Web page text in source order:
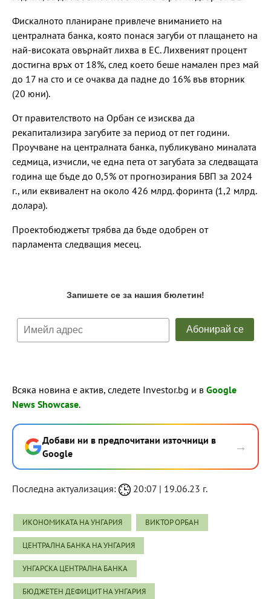
Фискалното планиране привлече вниманието на
централната банка, която понася загуби от плащането на
най-високата овърнайт лихва в ЕС. Лихвеният процент
достигна връх от 18%, след което беше намален през май
до 17 на сто и се очаква да падне до 16% във вторник
(20 юни).
От правителството на Орбан се изисква да
рекапитализира загубите за период от пет години.
Проучване на централната банка, публикувано миналата
седмица, изчисли, че една пета от загубата за следващата
година ще бъде до 0,5% от прогнозирания БВП за 2024
г., или еквивалент на около 426 млрд. форинта (1,2 млрд.
долара).
Проектобюджетът трябва да бъде одобрен от
парламента следващия месец.
Всяка новина е актив, следете Investor.bg и в Google
News Showcase.
Добави ни в предпочитани източници в
Google
→
Последна актуализация: 20:07 | 19.06.23 г.
ИКОНОМИКАТА НА УНГАРИЯ ВИКТОР ОРБАН
ЦЕНТРАЛНА БАНКА НА УНГАРИЯ
УНГАРСКА ЦЕНТРАЛНА БАНКА
БЮДЖЕТЕН ДЕФИЦИТ НА УНГАРИЯ